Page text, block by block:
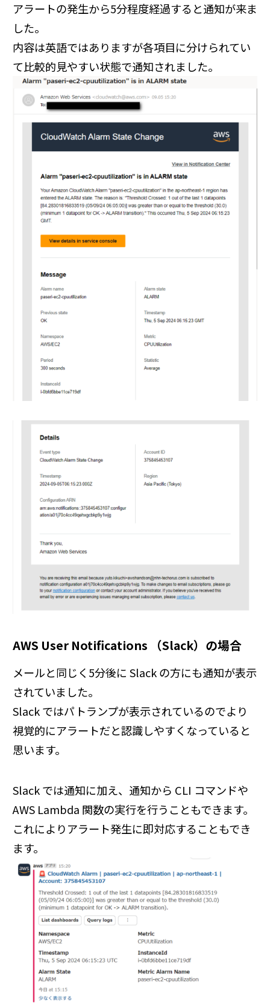
アラートの発生から5分程度経過すると通知が来ま
した。
内容は英語ではありますが各項目に分けられてい
て比較的見やすい状態で通知されました。
AWS User Notifications （Slack）の場合
メールと同じく5分後に Slack の方にも通知が表示
されていました。
Slack ではパトランプが表示されているのでより
視覚的にアラートだと認識しやすくなっていると
思います。
Slack では通知に加え、通知から CLI コマンドや
AWS Lambda 関数の実行を行うこともできます。
これによりアラート発生に即対応することもでき
ます。